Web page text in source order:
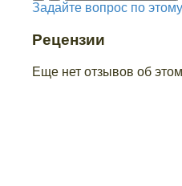
Задайте вопрос по
Рецензии
Еще нет отзывов об